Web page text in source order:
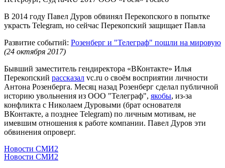
В 2014 году Павел Дуров обвинял Перекопского в попытке
украсть Telegram, но сейчас Перекопский защищает Павла
Развитие событий: Розенберг и "Телеграф" пошли на мировую
(24 октября 2017)
Бывший заместитель гендиректора «ВКонтакте» Илья
Перекопский рассказал vc.ru о своём восприятии личности
Антона Розенберга. Месяц назад Розенберг сделал публичной
историю увольнения из ООО "Телеграф", якобы, из-за
конфликта с Николаем Дуровыми (брат основателя
ВКонтакте, а позднее Telegram) по личным мотивам, не
имевшим отношения к работе компании. Павел Дуров эти
обвинения опроверг.
Новости СМИ2
Новости СМИ2